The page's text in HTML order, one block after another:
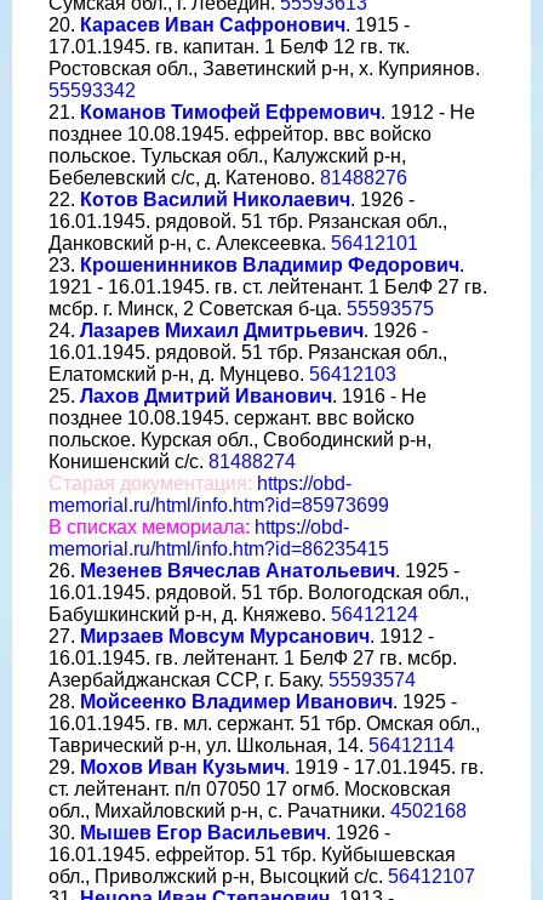
20. Карасев Иван Сафронович. 1915 -
17.01.1945. гв. капитан. 1 БелФ 12 гв. тк.
Ростовская обл., Заветинский р-н, х. Куприянов.
55593342
21. Команов Тимофей Ефремович. 1912 - Не
позднее 10.08.1945. ефрейтор. ввс войско
польское. Тульская обл., Калужский р-н,
Бебелевский с/с, д. Катеново. 81488276
22. Котов Василий Николаевич. 1926 -
16.01.1945. рядовой. 51 тбр. Рязанская обл.,
Данковский р-н, с. Алексеевка. 56412101
23. Крошенинников Владимир Федорович.
1921 - 16.01.1945. гв. ст. лейтенант. 1 БелФ 27 гв.
мсбр. г. Минск, 2 Советская б-ца. 55593575
24. Лазарев Михаил Дмитрьевич. 1926 -
16.01.1945. рядовой. 51 тбр. Рязанская обл.,
Елатомский р-н, д. Мунцево. 56412103
25. Лахов Дмитрий Иванович. 1916 - Не
позднее 10.08.1945. сержант. ввс войско
польское. Курская обл., Свободинский р-н,
Конишенский с/с. 81488274
Старая документация: https://obd-
memorial.ru/html/info.htm?id=85973699
В списках мемориала: https://obd-
memorial.ru/html/info.htm?id=86235415
26. Мезенев Вячеслав Анатольевич. 1925 -
16.01.1945. рядовой. 51 тбр. Вологодская обл.,
Бабушкинский р-н, д. Княжево. 56412124
27. Мирзаев Мовсум Мурсанович. 1912 -
16.01.1945. гв. лейтенант. 1 БелФ 27 гв. мсбр.
Азербайджанская ССР, г. Баку. 55593574
28. Мойсеенко Владимер Иванович. 1925 -
16.01.1945. гв. мл. сержант. 51 тбр. Омская обл.,
Таврический р-н, ул. Школьная, 14. 56412114
29. Мохов Иван Кузьмич. 1919 - 17.01.1945. гв.
ст. лейтенант. п/п 07050 17 огмб. Московская
обл., Михайловский р-н, с. Рачатники. 4502168
30. Мышев Егор Васильевич. 1926 -
16.01.1945. ефрейтор. 51 тбр. Куйбышевская
обл., Приволжский р-н, Высоцкий с/с. 56412107